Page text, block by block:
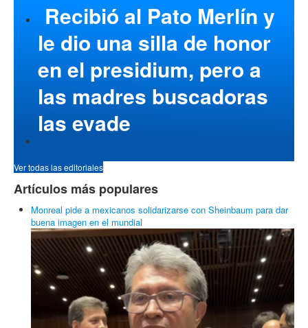
Recibió al Pato Merlín y
le dio una silla de honor
en el presidium, pero a
las madres buscadoras
las evade
Ver todas las editoriales
Artículos más populares
Monreal pide a mexicanos solidarizarse con Sheinbaum para dar
buena imagen en el mundial